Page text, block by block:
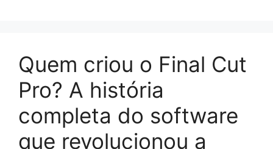
Quem criou o Final Cut
Pro? A história
completa do software
que revolucionou a